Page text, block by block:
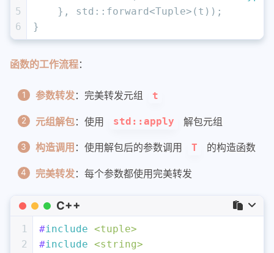
5
6
    }, std::forward<Tuple>(t));
}
函数的工作流程：
参数转发：完美转发元组 t
元组解包：使用 std::apply 解包元组
构造调用 ：使用解包后的参数调用 T 的构造函数
完美转发：每个参数都使用完美转发
C++
1
2
#include <tuple>
#include <string>